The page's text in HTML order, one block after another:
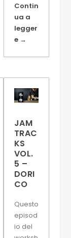
Contin
ua a
legger
e →
JAM
TRAC
KS
VOL.
5 –
DORI
CO
Questo
episod
io del